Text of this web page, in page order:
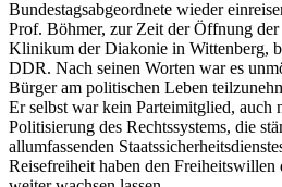
Bundestagsabgeordnete wieder
Prof. Böhmer, zur Zeit der Öffnung
Klinikum der Diakonie in Wittenberg,
DDR. Nach seinen Worten war es
Bürger am politischen Leben
Er selbst war kein Parteimitglied,
Politisierung des Rechtssystems, die
allumfassenden
Reisefreiheit haben den